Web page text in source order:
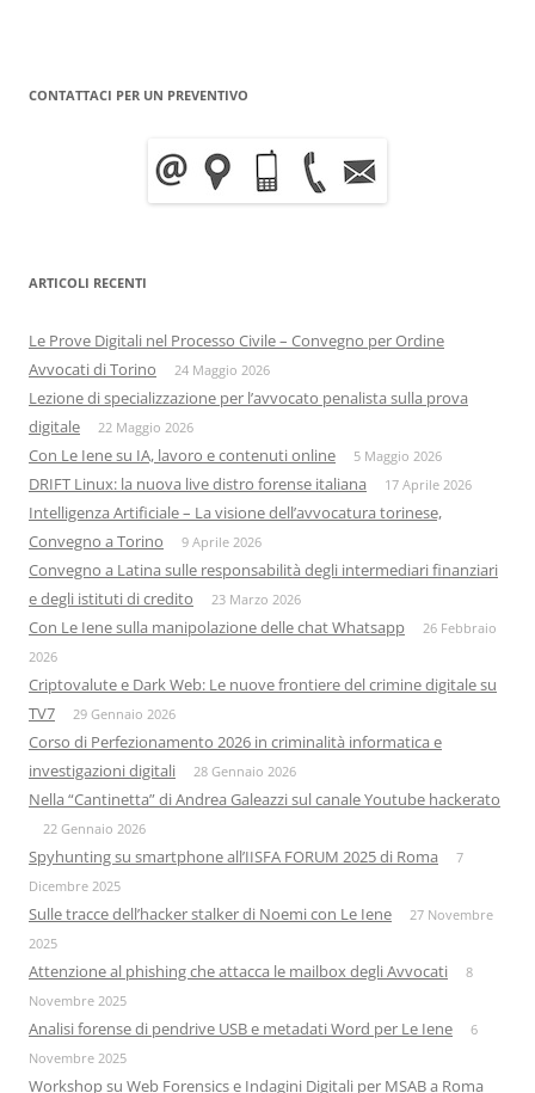
CONTATTACI PER UN PREVENTIVO
ARTICOLI RECENTI
Le Prove Digitali nel Processo Civile – Convegno per Ordine
Avvocati di Torino
24 Maggio 2026
Lezione di specializzazione per l’avvocato penalista sulla prova
digitale
22 Maggio 2026
Con Le Iene su IA, lavoro e contenuti online 5 Maggio 2026
DRIFT Linux: la nuova live distro forense italiana 17 Aprile 2026
Intelligenza Artificiale – La visione dell’avvocatura torinese,
Convegno a Torino
9 Aprile 2026
Convegno a Latina sulle responsabilità degli intermediari finanziari
e degli istituti di credito
23 Marzo 2026
Con Le Iene sulla manipolazione delle chat Whatsapp
26 Febbraio
2026
Criptovalute e Dark Web: Le nuove frontiere del crimine digitale su
TV7
29 Gennaio 2026
Corso di Perfezionamento 2026 in criminalità informatica e
investigazioni digitali
28 Gennaio 2026
Nella “Cantinetta” di Andrea Galeazzi sul canale Youtube hackerato
22 Gennaio 2026
Spyhunting su smartphone all’IISFA FORUM 2025 di Roma
7
Dicembre 2025
Sulle tracce dell’hacker stalker di Noemi con Le Iene
27 Novembre
2025
Attenzione al phishing che attacca le mailbox degli Avvocati
8
Novembre 2025
Analisi forense di pendrive USB e metadati Word per Le Iene
6
Novembre 2025
Workshop su Web Forensics e Indagini Digitali per MSAB a Roma